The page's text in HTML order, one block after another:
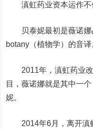
滇虹药业资本运作不
贝泰妮最初是薇诺娜
botany（植物学）的音译
2011年，滇虹药业改
目，薇诺娜就是其中一
妮。
2014年6月，离开滇